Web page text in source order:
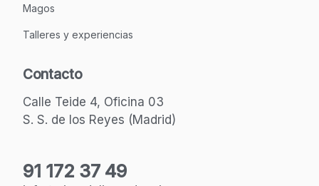
Magos
Talleres y experiencias
Contacto
Calle Teide 4, Oficina 03
S. S. de los Reyes (Madrid)
91 172 37 49